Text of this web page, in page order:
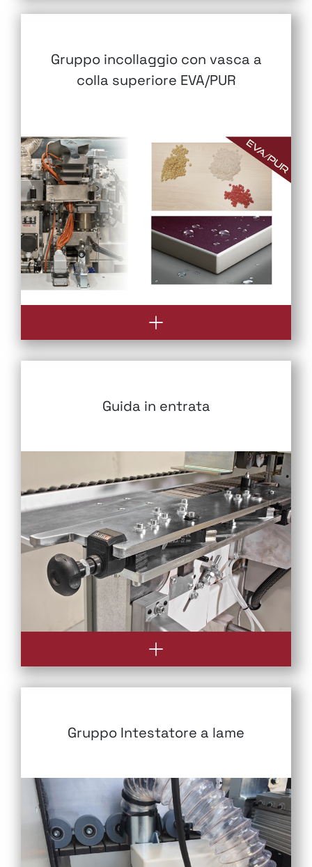
Gruppo incollaggio con vasca a
colla superiore EVA/PUR
Guida in entrata
Gruppo Intestatore a lame